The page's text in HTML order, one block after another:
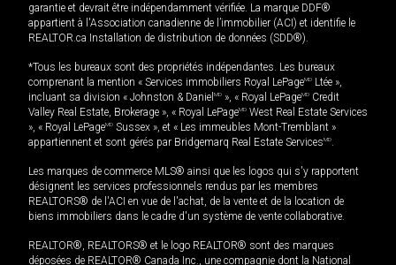
garantie et devrait être indépendamment vérifiée. La marque DDF®
appartient à l'Association canadienne de l’immobilier (ACI) et identifie le
REALTOR.ca Installation de distribution de données (SDD®).
*Tous les bureaux sont des propriétés indépendantes. Les bureaux
comprenant la mention « Services immobiliers Royal LePageMD Ltée »,
incluant sa division « Johnston & Daniel MD », « Royal LePageMD Credit
Valley Real Estate, Brokerage », « Royal LePageMD West Real Estate Services
», « Royal LePageMD Sussex », et « Les immeubles Mont-Tremblant »
appartiennent et sont gérés par Bridgemarq Real Estate ServicesMD.
Les marques de commerce MLS® ainsi que les logos qui s'y rapportent
désignent les services professionnels rendus par les membres
REALTORS® de l'ACI en vue de l'achat, de la vente et de la location de
biens immobiliers dans le cadre d'un système de vente collaborative.
REALTOR®, REALTORS® et le logo REALTOR® sont des marques
déposées de REALTOR® Canada Inc., une compagnie dont la National